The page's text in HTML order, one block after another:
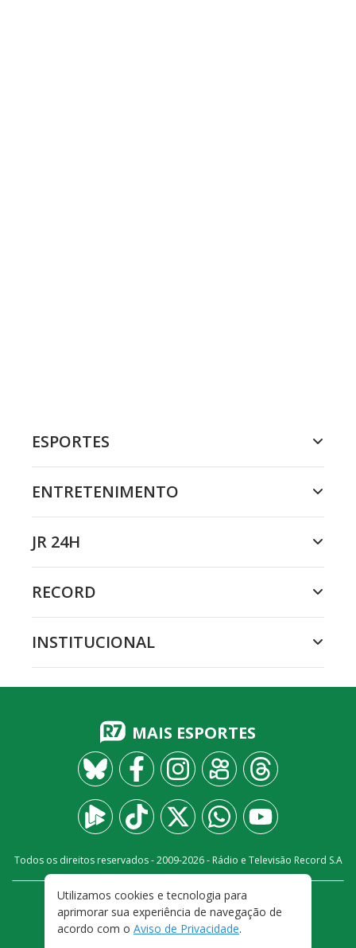
ESPORTES
ENTRETENIMENTO
JR 24H
RECORD
INSTITUCIONAL
MAIS ESPORTES
Todos os direitos reservados - 2009-2026- Rádio e Televisão Record S.A
FALE CONOSCO
PRIVACIDADE
TERMOS E CONDIÇÕES DE USO
Utilizamos cookies e tecnologia para
aprimorar sua experiência de navegação de
acordo com o Aviso de Privacidade.